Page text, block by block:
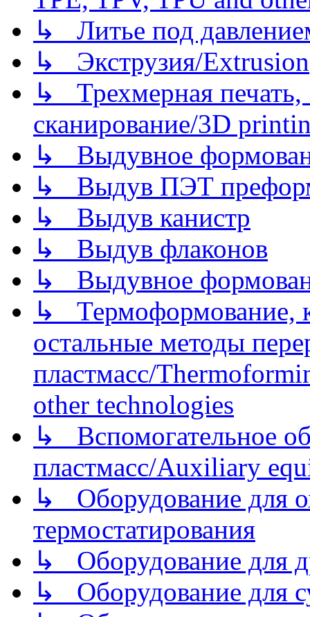
↳ Литье под
↳ Экструзия/Extrusion
↳ Трехмерная
сканирование/3D
↳ Выдувное
↳ Выдув ПЭТ
↳ Выдув канистр
↳ Выдув флаконов
↳ Выдувное
↳ Термоформование,
остальные методы
пластмасс/
other technologies
↳ Вспомогательное
пластмасс/Auxiliary
↳ Оборудование для
термостатирования
↳ Оборудование для
↳ Оборудование для